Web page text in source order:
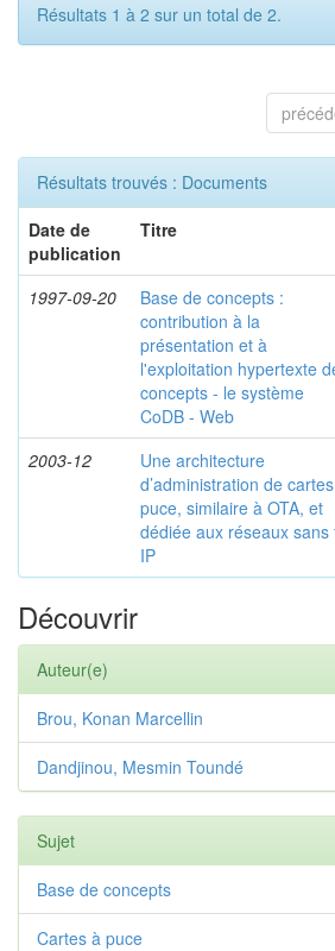
Résultats 1 à 2 sur un total de 2.
Résultats trouvés : Documents
Date de
publication
Titre
1997-09-20
Base de concepts :
contribution à la
présentation et à
l'exploitation hypertexte
concepts - le système
CoDB - Web
2003-12
Une architecture
d’administration de
puce, similaire à OTA, et
dédiée aux réseaux sans
IP
Découvrir
Auteur(e)
Brou, Konan Marcellin
Dandjinou, Mesmin Toundé
Sujet
Base de concepts
Cartes à puce